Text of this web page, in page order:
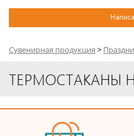
Сувенирная продукция >
ТЕРМОСТАКАНЫ